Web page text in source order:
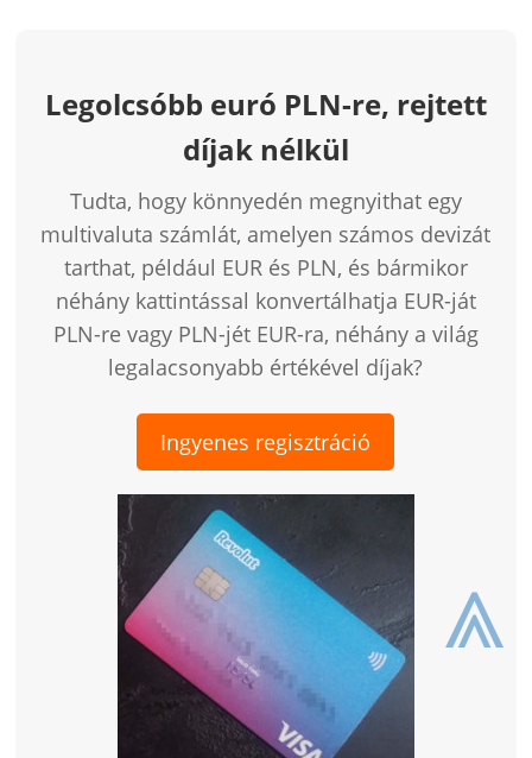
Legolcsóbb euró PLN-re, rejtett
díjak nélkül
Tudta, hogy könnyedén megnyithat egy
multivaluta számlát, amelyen számos devizát
tarthat, például EUR és PLN, és bármikor
néhány kattintással konvertálhatja EUR-ját
PLN-re vagy PLN-jét EUR-ra, néhány a világ
legalacsonyabb értékével díjak?
Ingyenes regisztráció
⩓